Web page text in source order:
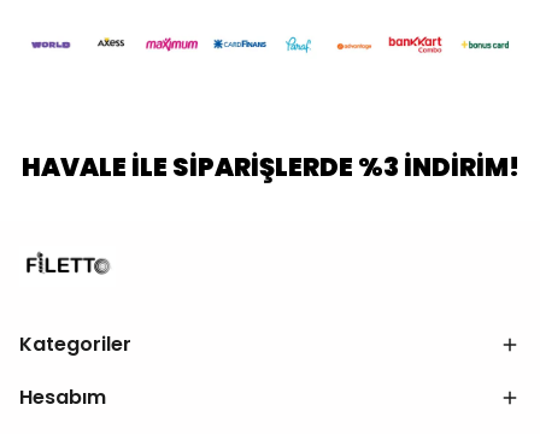
HAVALE İLE SİPARİŞLERDE %3 İNDİRİM!
Kategoriler
Hesabım